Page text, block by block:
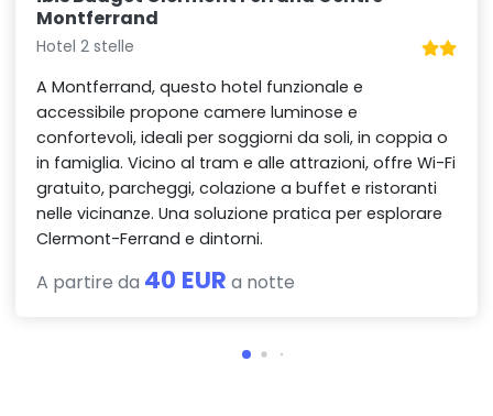
Montferrand
Hotel 2 stelle
A Montferrand, questo hotel funzionale e
accessibile propone camere luminose e
confortevoli, ideali per soggiorni da soli, in coppia o
in famiglia. Vicino al tram e alle attrazioni, offre Wi-Fi
gratuito, parcheggi, colazione a buffet e ristoranti
nelle vicinanze. Una soluzione pratica per esplorare
Clermont-Ferrand e dintorni.
A partire da 40 EUR a notte